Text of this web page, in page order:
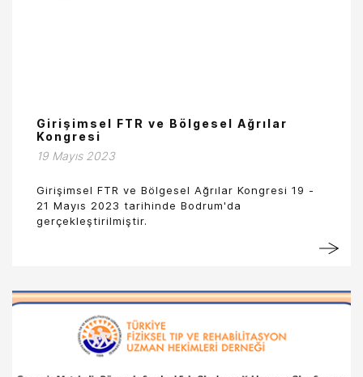
Girişimsel FTR ve Bölgesel Ağrılar
Kongresi
19 Mayıs 2023
Girişimsel FTR ve Bölgesel Ağrılar Kongresi 19 -
21 Mayıs 2023 tarihinde Bodrum'da
gerçekleştirilmiştir.